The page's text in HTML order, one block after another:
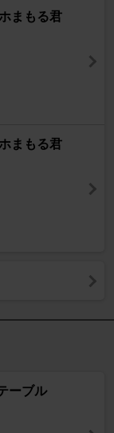
まもる君
まもる君
ーブル